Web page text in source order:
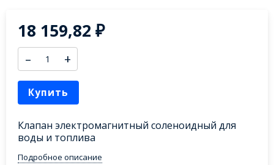
18 159,82₽
– +
Купить
Клапан электромагнитный соленоидный для
воды и топлива
Подробное описание